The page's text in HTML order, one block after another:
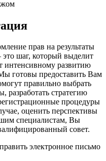
прав на результаты
это шаг, который выделит
интенсивному развитию
готовы предоставить Вам
правильно выбрать
разработать стратегию
процедуры
оценить перспективы
специалистам, Вы
совет.
электронное письмо